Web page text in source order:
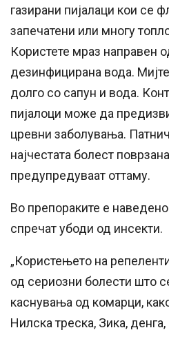
газирани пијалаци кои се
запечатени или многу
Користете мраз направен
дезинфицирана вода.
долго со сапун и вода.
пијалоци може да
цревни заболувања.
најчестата болест
предупредуваат оттаму.
Во препораките е
спречат убоди од инсекти.
„Користењето на
од сериозни болести што
каснувања од комарци,
Нилска треска, Зика,